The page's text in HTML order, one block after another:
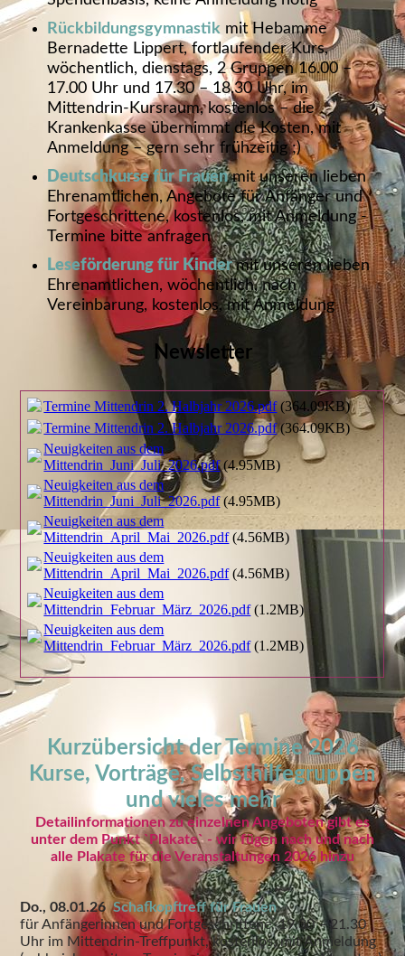
Rückbildungsgymnastik mit Hebamme
Bernadette Lippert, fortlaufender Kurs,
wöchentlich, dienstags, 2 Gruppen 16.00 –
17.00 Uhr und 17.30 – 18.30 Uhr, im
Mittendrin-Kursraum, kostenlos – die
Krankenkasse übernimmt die Kosten, mit
Anmeldung – gern sehr frühzeitig ;)
Deutschkurse für Frauen mit unseren lieben
Ehrenamtlichen, Angebote für Anfänger und
Fortgeschrittene, kostenlos, mit Anmeldung -
Termine bitte anfragen
Leseförderung für Kinder mit unseren lieben
Ehrenamtlichen, wöchentlich, nach
Vereinbarung, kostenlos, mit Anmeldung
Newsletter
Termine Mittendrin 2. Halbjahr 2026.pdf(364.09KB)
Termine Mittendrin 2. Halbjahr 2026.pdf(364.09KB)
Neuigkeiten aus dem
Mittendrin_Juni_Juli_2026.pdf(4.95MB)
Neuigkeiten aus dem
Mittendrin_Juni_Juli_2026.pdf(4.95MB)
Neuigkeiten aus dem
Mittendrin_April_Mai_2026.pdf(4.56MB)
Neuigkeiten aus dem
Mittendrin_April_Mai_2026.pdf(4.56MB)
Neuigkeiten aus dem
Mittendrin_Februar_März_2026.pdf(1.2MB)
Neuigkeiten aus dem
Mittendrin_Februar_März_2026.pdf(1.2MB)
Kurzübersicht der Termine 2026
Kurse, Vorträge, Selbsthilfegruppen
und vieles mehr
Detailinformationen zu einzelnen Angeboten gibt es
unter dem Punkt `Plakate` -wir fügen nach und nach
alle Plakate für die Veranstaltungen 2026 hinzu
Do., 08.01.26Schafkopftreff für Frauen
für Anfängerinnen und Fortgeschrittene, 19.30 – 21.30
Uhr im Mittendrin-Treffpunkt, kostenlos, mit Anmeldung